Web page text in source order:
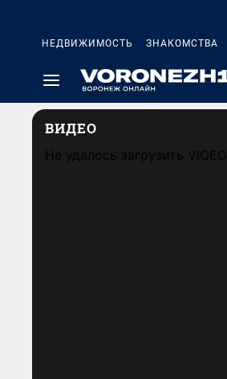
НЕДВИЖИМОСТЬ ЗНАКОМСТВА
ВИДЕО
Не удалось загрузить VIQEO